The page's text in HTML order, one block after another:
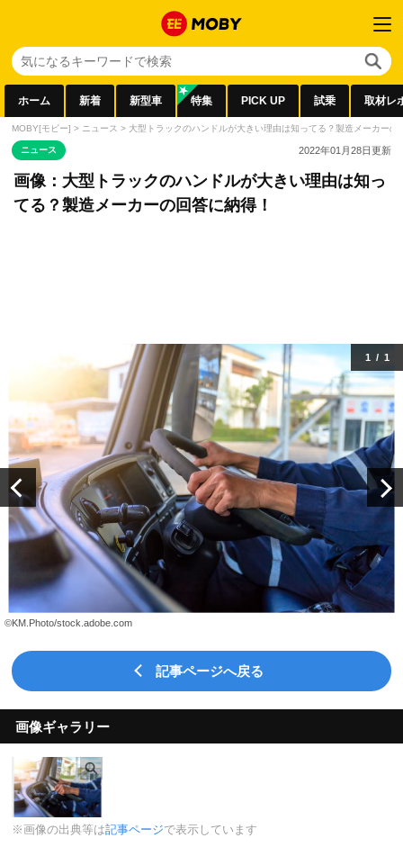
ホーム 新着 新型車 特集 PICK UP 試乗 取材レ
MOBY[モビー] > ニュース > 大型トラックのハンドルが大きい理由は知ってる？製造メーカーの
ニュース 2022年01月28日更新
画像：大型トラックのハンドルが大きい理由は知っ
てる？製造メーカーの回答に納得！
©KM.Photo/stock.adobe.com
1/ 1
記事ページへ戻る
画像ギャラリー
※画像の出典等は記事ページで表示しています